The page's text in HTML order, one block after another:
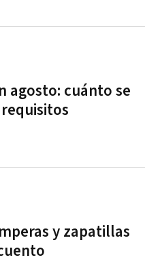
agosto: cuánto se
y zapatillas